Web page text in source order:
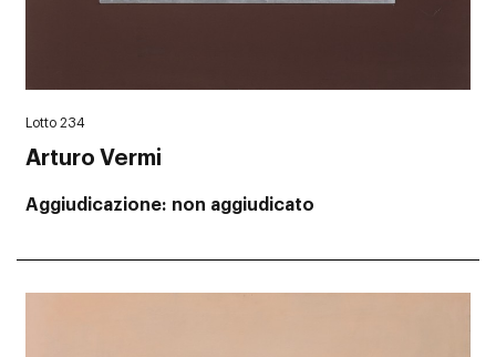
Lotto 234
Arturo Vermi
Aggiudicazione non aggiudicato